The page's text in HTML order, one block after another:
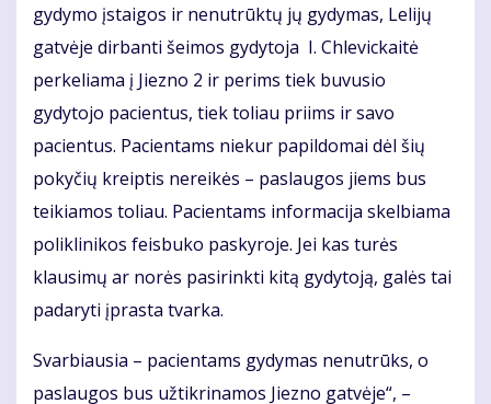
gydymo įstaigos ir nenutrūktų jų gydymas, Lelijų
gatvėje dirbanti šeimos gydytoja I. Chlevickaitė
perkeliama į Jiezno 2 ir perims tiek buvusio
gydytojo pacientus, tiek toliau priims ir savo
pacientus. Pacientams niekur papildomai dėl šių
pokyčių kreiptis nereikės – paslaugos jiems bus
teikiamos toliau. Pacientams informacija skelbiama
poliklinikos feisbuko paskyroje. Jei kas turės
klausimų ar norės pasirinkti kitą gydytoją, galės tai
padaryti įprasta tvarka.
Svarbiausia – pacientams gydymas nenutrūks, o
paslaugos bus užtikrinamos Jiezno gatvėje“, –